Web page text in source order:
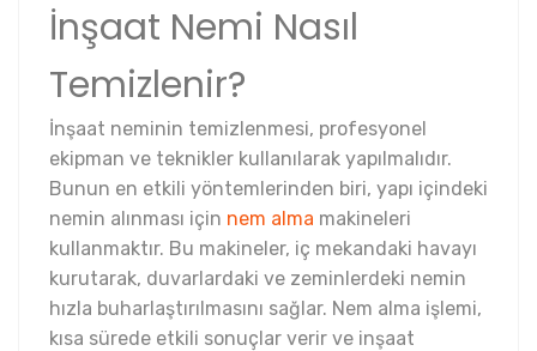
İnşaat Nemi Nasıl
Temizlenir?
İnşaat neminin temizlenmesi, profesyonel
ekipman ve teknikler kullanılarak yapılmalıdır.
Bunun en etkili yöntemlerinden biri, yapı içindeki
nemin alınması için nem alma makineleri
kullanmaktır. Bu makineler, iç mekandaki havayı
kurutarak, duvarlardaki ve zeminlerdeki nemin
hızla buharlaştırılmasını sağlar. Nem alma işlemi,
kısa sürede etkili sonuçlar verir ve inşaat